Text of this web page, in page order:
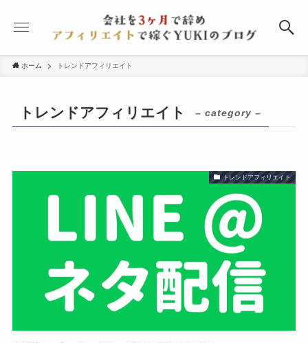
ホーム トレンドアフィリエイト
トレンドアフィリエイト – category –
トレンドアフィリエイト